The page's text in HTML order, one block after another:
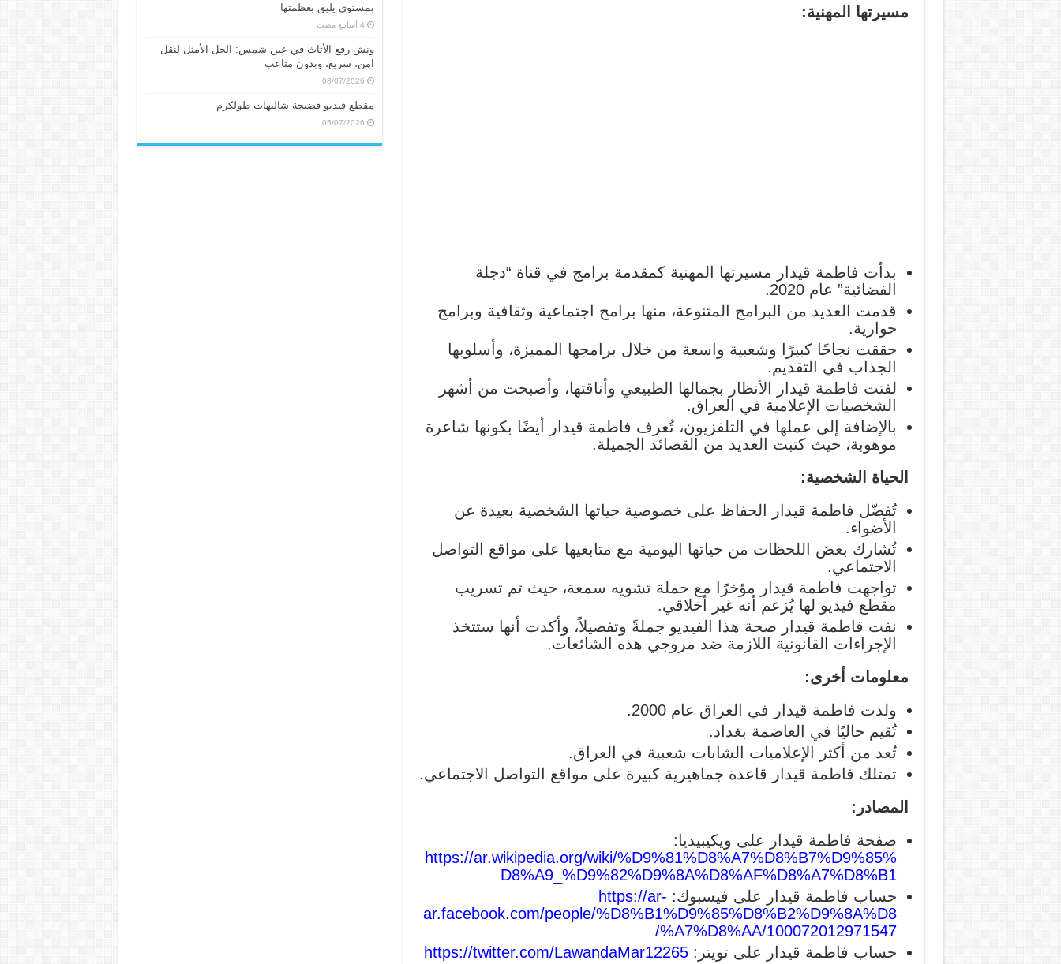
مسيرتها المهنية:
بدأت فاطمة قيدار مسيرتها المهنية كمقدمة برامج في قناة “دجلة
الفضائية” عام 2020.
قدمت العديد من البرامج المتنوعة، منها برامج اجتماعية وثقافية وبرامج
حوارية.
حققت نجاحًا كبيرًا وشعبية واسعة من خلال برامجها المميزة، وأسلوبها
الجذاب في التقديم.
لفتت فاطمة قيدار الأنظار بجمالها الطبيعي وأناقتها، وأصبحت من أشهر
الشخصيات الإعلامية في العراق.
بالإضافة إلى عملها في التلفزيون، تُعرف فاطمة قيدار أيضًا بكونها شاعرة
موهوبة، حيث كتبت العديد من القصائد الجميلة.
الحياة الشخصية:
تُفضّل فاطمة قيدار الحفاظ على خصوصية حياتها الشخصية بعيدة عن
الأضواء.
تُشارك بعض اللحظات من حياتها اليومية مع متابعيها على مواقع التواصل
الاجتماعي.
تواجهت فاطمة قيدار مؤخرًا مع حملة تشويه سمعة، حيث تم تسريب
مقطع فيديو لها يُزعم أنه غير أخلاقي.
نفت فاطمة قيدار صحة هذا الفيديو جملةً وتفصيلاً، وأكدت أنها ستتخذ
الإجراءات القانونية اللازمة ضد مروجي هذه الشائعات.
معلومات أخرى:
ولدت فاطمة قيدار في العراق عام 2000.
تُقيم حاليًا في العاصمة بغداد.
تُعد من أكثر الإعلاميات الشابات شعبية في العراق.
تمتلك فاطمة قيدار قاعدة جماهيرية كبيرة على مواقع التواصل الاجتماعي.
المصادر:
صفحة فاطمة قيدار على ويكيبيديا:
https://ar.wikipedia.org/wiki/%D9%81%D8%A7%D8%B7%D9%85%
D8%A9_%D9%82%D9%8A%D8%AF%D8%A7%D8%B1
حساب فاطمة قيدار على فيسبوك: https://ar-
ar.facebook.com/people/%D8%B1%D9%85%D8%B2%D9%8A%D8
%A7%D8%AA/100072012971547/
حساب فاطمة قيدار على تويتر:https://twitter.com/LawandaMar12265
بمستوى يليق بعظمتها
ونش رفع الأثاث في عين شمس: الحل الأمثل لنقل
آمن، سريع، وبدون متاعب
08/07/2026
مقطع فيديو فضيحة شاليهات طولكرم
05/07/2026